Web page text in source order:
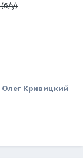
у)
Олег Кривицкий